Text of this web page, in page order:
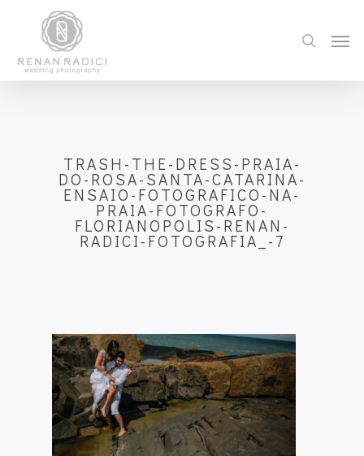
TRASH-THE-DRESS-PRAIA-
DO-ROSA-SANTA-CATARINA-
ENSAIO-FOTOGRAFICO-NA-
PRAIA-FOTOGRAFO-
FLORIANOPOLIS-RENAN-
RADICI-FOTOGRAFIA_-7